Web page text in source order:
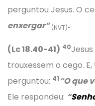
perguntou Jesus. O
enxergar”(NVT).
(Lc 18.40-41) 40
trouxessem o cego.
perguntou: 41“O que
Ele respondeu: “